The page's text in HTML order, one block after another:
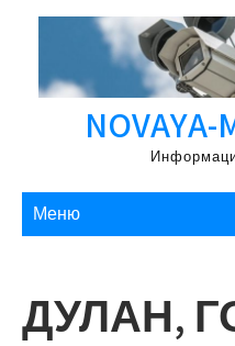
Перейти
содержимому
NOVAYA-
Меню
ДУЛАН,